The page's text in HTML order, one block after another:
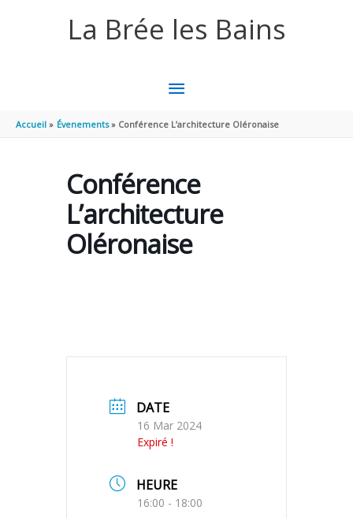
La Brée les Bains
MENU
PRINCIPAL
Accueil Évenements Conférence L’architecture Oléronaise
Conférence
L’architecture
Oléronaise
DATE
16 Mar 2024
Expiré !
HEURE
16:00 - 18:00